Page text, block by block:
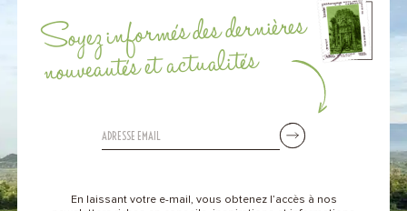
Soyez informés des dernières
nouveautés et actualités
En laissant votre e-mail, vous obtenez l’accès à nos